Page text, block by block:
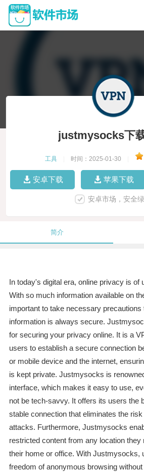
justmysocks下
工具 时间：2025-01-30
安卓下载 苹果下载
安卓市场，安全
简介
In today's digital era, online privacy is of
With so much information available on
important to take necessary
information is always secure.
for securing your privacy online. It is a
users to establish a secure connection
or mobile device and the internet,
is kept private. Justmysocks is
interface, which makes it easy to use,
not be tech-savvy. It offers its users the
stable connection that eliminates the
attacks. Furthermore, Justmysocks
restricted content from any location they
their home or office. With Justmysocks,
freedom of anonymous browsing